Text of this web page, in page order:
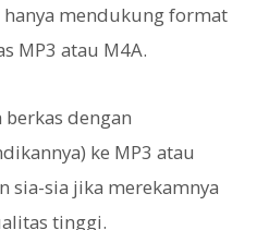
hanya mendukung format
MP3 atau M4A.
dengan
ke MP3 atau
sia-sia jika merekamnya
tinggi.